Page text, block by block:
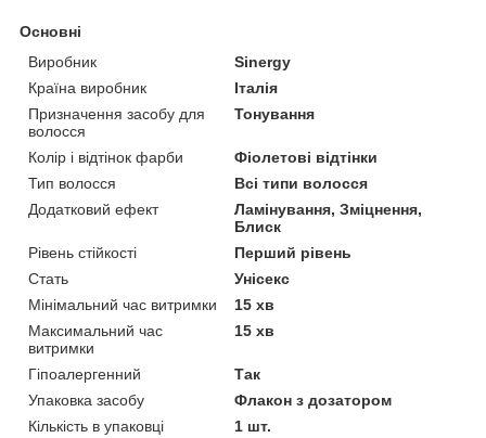
Основні
Виробник
Sinergy
Країна виробник
Італія
Призначення засобу для
волосся
Тонування
Колір і відтінок фарби
Фіолетові відтінки
Тип волосся
Всі типи волосся
Додатковий ефект
Ламінування, Зміцнення,
Блиск
Рівень стійкості
Перший рівень
Стать
Унісекс
Мінімальний час витримки
15 хв
Максимальний час
витримки
15 хв
Гіпоалергенний
Так
Упаковка засобу
Флакон з дозатором
Кількість в упаковці
1 шт.